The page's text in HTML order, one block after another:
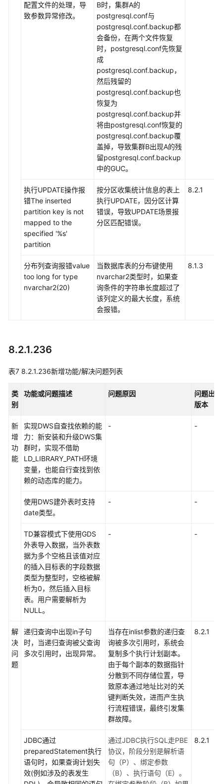
配置文件的处理，导
致参数异常修改。
B时，集群A的
postgresql.conf与
postgresql.conf.backup都
会备份，在两个文件恢复
时，postgresql.conf先恢复
成
postgresql.conf.backup，
然后残留的
postgresql.conf.backup也
恢复为
postgresql.conf.backup并
将由postgresql.conf恢复的
postgresql.conf.backup覆
盖掉，导致集群B出现A的残
留postgresql.conf.backup
中的GUC。
执行UPDATE操作报
错The inserted
partition key is not
mapped to the
specified '%s'
partition
按分区收集统计信息的表上
执行UPDATE，因分区计算
错误，导致UPDATE场景报
分区匹配错误。
8.2.1
分布列查询报错value
too long for type
nvarchar2(20)
当数据库表的分布键使用
nvarchar2类型时，如果查
询条件的字符串长度超过了
该列定义的最大长度，系统
会报错。
8.1.3
8.2.1.236
表7 8.2.1.236新增功能/解决问题列表
类
别
功能或问题描述 问题原因
问题出现
版本
新
增
功
能
实现DWS自查找依赖的能
力：新安装和升级DWS集
群时，实现不借助
LD_LIBRARY_PATH环境
变量，也能自行查找到依
赖的动态库的能力。
- -
使用DWS建外表时支持
date类型。
- -
TD兼容模式下使用GDS
外表导入数据，当外表数
据为多个空格且该值对应
的插入目标表的字段数据
类型为整型时，空格被解
析为0，然后插入目标
表。用户需要解析为
NULL。
- -
解
决
问
题
递归查询中出现in子句
时，当递归查询被父查询
多次引用时，出现异常。
当存在inlist参数的递归查
询被多次引用时，系统会
复制多个执行计划副本。
由于每个副本的数据指针
分散到不同存储位置，导
致原本通过地址比对的关
键判断失效，进而产生执
行流程错误，最终引发集
群故障。
8.2.1
JDBC通过
preparedStatement执行
语句时，如果查询计划失
效(例如涉及的表发生
通过JDBC执行SQL走PBE
协议，阶段分别是解析语
句（P）、绑定参数
（B）、执行语句（E）。
8.2.1